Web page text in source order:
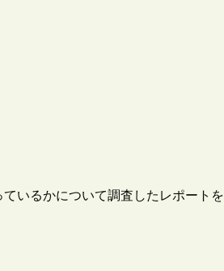
いるかについて調査したレポートを